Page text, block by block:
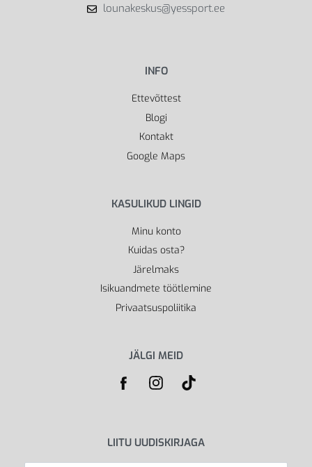
lounakeskus@yessport.ee
INFO
Ettevõttest
Blogi
Kontakt
Google Maps
KASULIKUD LINGID
Minu konto
Kuidas osta?
Järelmaks
Isikuandmete töötlemine
Privaatsuspoliitika
JÄLGI MEID
LIITU UUDISKIRJAGA